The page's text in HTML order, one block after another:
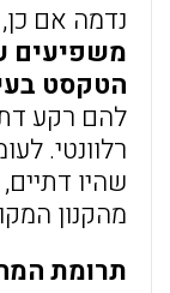
נדמה אם כן,
משפיעים
הטקסט
להם רקע
שהיו
מהקנון
תרומת